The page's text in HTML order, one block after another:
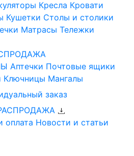
Кресла Кровати
Кушетки Столы и столики
Матрасы Тележки
Аптечки Почтовые ящики
Ключницы Мангалы
заказ
оплата Новости и статьи